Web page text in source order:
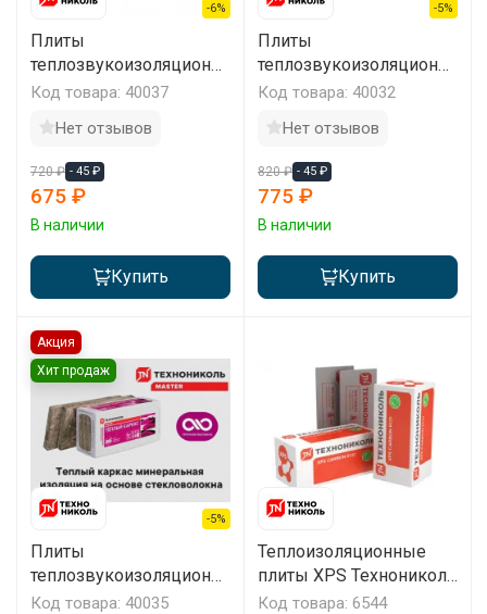
-6%
Плиты
теплозвукоизоляционн
ые Технониколь Стены
1000х610х50мм
Код товара: 40037
Нет отзывов
720 ₽ - 45 ₽
675 ₽
В наличии
Купить
-5%
Плиты
теплозвукоизоляционн
ые Технониколь Теплый
1200х610х100мм
Код товара: 40032
Нет отзывов
820 ₽ - 45 ₽
775 ₽
В наличии
Купить
Акция
Хит продаж
-5%
Плиты
теплозвукоизоляционн
ые Технониколь Теплый
Код товара: 40035
Теплоизоляционные
плиты XPS Технониколь
Карбон ПРОФ
Код товара: 6544